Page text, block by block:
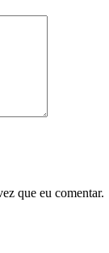
que eu comentar.